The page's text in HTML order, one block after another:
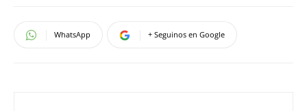
WhatsApp + Seguinos en Google